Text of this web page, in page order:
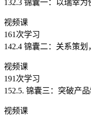
132.3 锦囊一：以瑞幸
视频课
161次学习
142.4 锦囊二：关系策
视频课
191次学习
152.5. 锦囊三：突破产
视频课